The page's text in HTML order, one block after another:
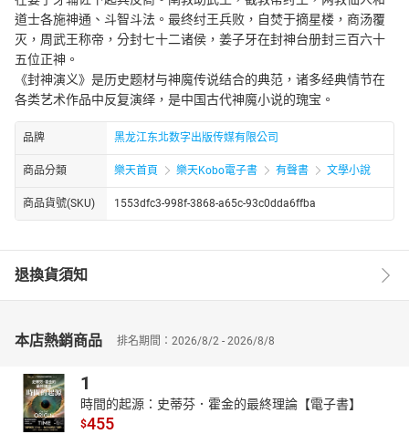
道士各施神通、斗智斗法。最终纣王兵败，自焚于摘星楼，商汤覆
灭，周武王称帝，分封七十二诸侯，姜子牙在封神台册封三百六十
五位正神。
《封神演义》是历史题材与神魔传说结合的典范，诸多经典情节在
各类艺术作品中反复演绎，是中国古代神魔小说的瑰宝。
品牌 黑龙江东北数字出版传媒有限公司
商品分類 樂天首頁 樂天Kobo電子書 有聲書 文學小說
商品貨號(SKU) 1553dfc3-998f-3868-a65c-93c0dda6ffba
退換貨須知
本店熱銷商品 排名期間：2026/8/2 - 2026/8/8
1
時間的起源：史蒂芬．霍金的最終理論【電子書】
$455